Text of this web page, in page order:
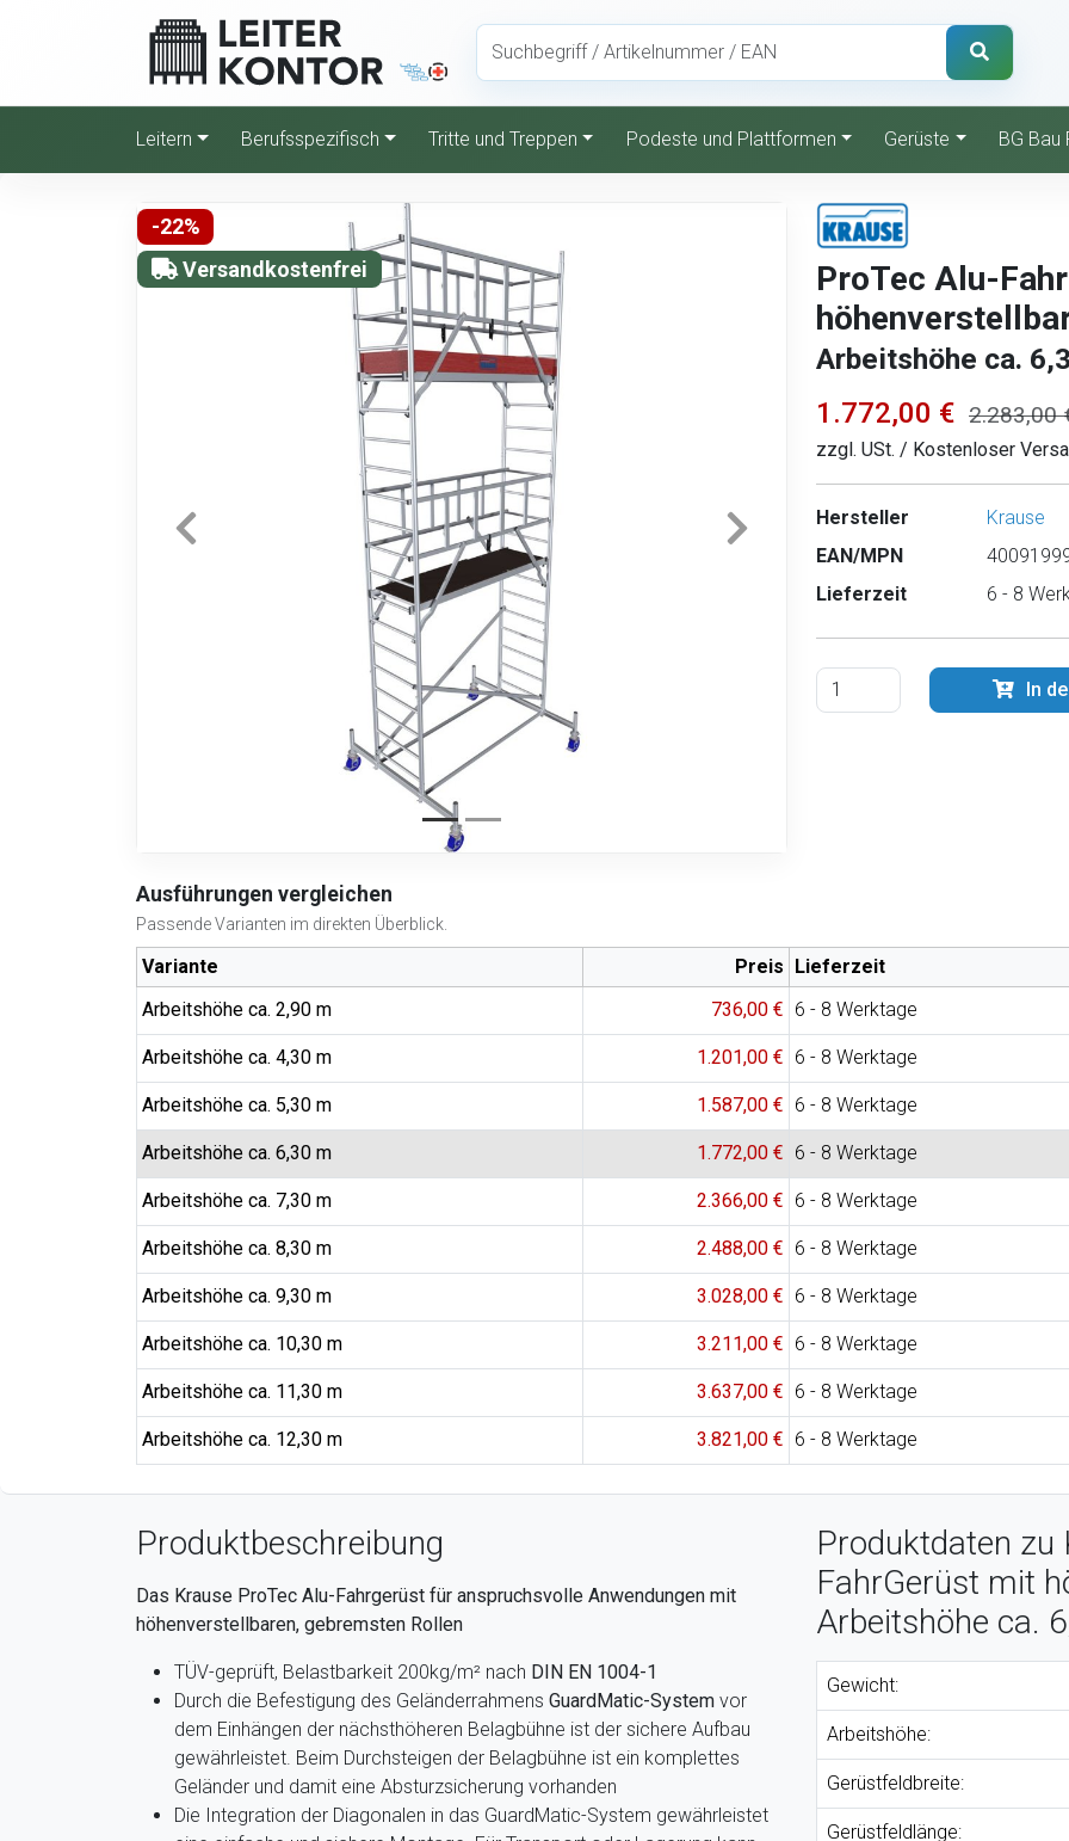
Leitern Berufsspezifisch Tritte und Treppen Podeste und Plattformen Gerüste BG Bau
-22%
Versandkostenfrei
ProTec Alu-
Arbeitshöhe ca.
1.772,00 € 2.283,00
zzgl. USt. / Kostenloser
Hersteller
Krause
EAN/MPN
Lieferzeit
6 - 8
In
Ausführungen vergleichen
Passende Varianten im direkten Überblick.
Variante Preis Lieferzeit
Arbeitshöhe ca. 2,90 m
736,00 € 6 - 8 Werktage
Arbeitshöhe ca. 4,30 m 1.201,00 € 6 - 8 Werktage
Arbeitshöhe ca. 5,30 m 1.587,00 € 6 - 8 Werktage
Arbeitshöhe ca. 6,30 m 1.772,00 € 6 - 8 Werktage
Arbeitshöhe ca. 7,30 m 2.366,00 € 6 - 8 Werktage
Arbeitshöhe ca. 8,30 m 2.488,00 € 6 - 8 Werktage
Arbeitshöhe ca. 9,30 m 3.028,00 € 6 - 8 Werktage
Arbeitshöhe ca. 10,30 m 3.211,00 € 6 - 8 Werktage
Arbeitshöhe ca. 11,30 m 3.637,00 € 6 - 8 Werktage
Arbeitshöhe ca. 12,30 m 3.821,00 € 6 - 8 Werktage
Produktbeschreibung
Das Krause ProTec Alu-Fahrgerüst für anspruchsvolle Anwendungen mit
höhenverstellbaren, gebremsten Rollen
TÜV-geprüft, Belastbarkeit 200kg/m² nach DIN EN 1004-1
Durch die Befestigung des Geländerrahmens GuardMatic-System vor
dem Einhängen der nächsthöheren Belagbühne ist der sichere Aufbau
gewährleistet. Beim Durchsteigen der Belagbühne ist ein komplettes
Geländer und damit eine Absturzsicherung vorhanden
Die Integration der Diagonalen in das GuardMatic-System gewährleistet
Produktdaten zu
FahrGerüst mit
Arbeitshöhe ca.
Gewicht:
Arbeitshöhe:
Gerüstfeldbreite:
Gerüstfeldlänge: